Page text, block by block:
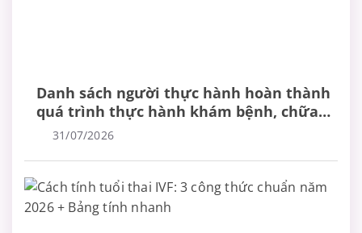
Danh sách người thực hành hoàn thành
quá trình thực hành khám bệnh, chữa
bệnh
31/07/2026